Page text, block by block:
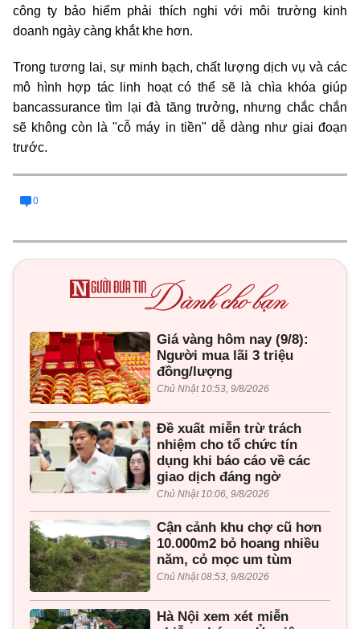
công ty bảo hiểm phải thích nghi với môi trường kinh
doanh ngày càng khắt khe hơn.
Trong tương lai, sự minh bạch, chất lượng dịch vụ và các
mô hình hợp tác linh hoạt có thể sẽ là chìa khóa giúp
bancassurance tìm lại đà tăng trưởng, nhưng chắc chắn
sẽ không còn là "cỗ máy in tiền" dễ dàng như giai đoạn
trước.
0
Giá vàng hôm nay (9/8):
Người mua lãi 3 triệu
đồng/lượng
Chủ Nhật 10:53, 9/8/2026
Đề xuất miễn trừ trách
nhiệm cho tổ chức tín
dụng khi báo cáo về các
giao dịch đáng ngờ
Chủ Nhật 10:06, 9/8/2026
Cận cảnh khu chợ cũ hơn
10.000m2 bỏ hoang nhiều
năm, cỏ mọc um tùm
Chủ Nhật 08:53, 9/8/2026
Hà Nội xem xét miễn